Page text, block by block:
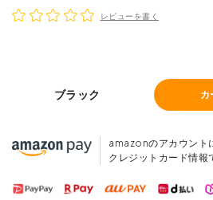
レビューを書く
ブラック カ
amazonのアカウント
クレジットカード情報